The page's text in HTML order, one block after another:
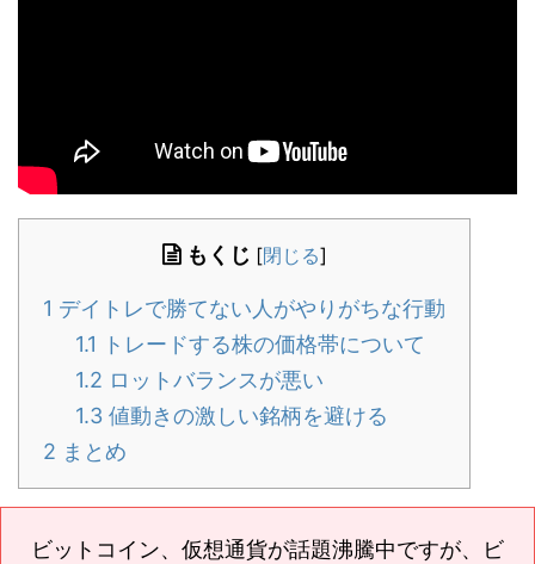
もくじ [閉じる]
1 デイトレで勝てない人がやりがちな行動
1.1 トレードする株の価格帯について
1.2 ロットバランスが悪い
1.3 値動きの激しい銘柄を避ける
2 まとめ
ビットコイン、仮想通貨が話題沸騰中ですが、ビ